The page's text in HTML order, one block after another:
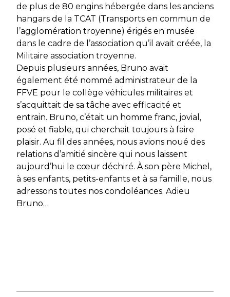
de plus de 80 engins hébergée dans les anciens
hangars de la TCAT (Transports en commun de
l’agglomération troyenne) érigés en musée
dans le cadre de l’association qu’il avait créée, la
Militaire association troyenne.
Depuis plusieurs années, Bruno avait
également été nommé administrateur de la
FFVE pour le collège véhicules militaires et
s’acquittait de sa tâche avec efficacité et
entrain. Bruno, c’était un homme franc, jovial,
posé et fiable, qui cherchait toujours à faire
plaisir. Au fil des années, nous avions noué des
relations d’amitié sincère qui nous laissent
aujourd’hui le cœur déchiré. À son père Michel,
à ses enfants, petits-enfants et à sa famille, nous
adressons toutes nos condoléances. Adieu
Bruno…